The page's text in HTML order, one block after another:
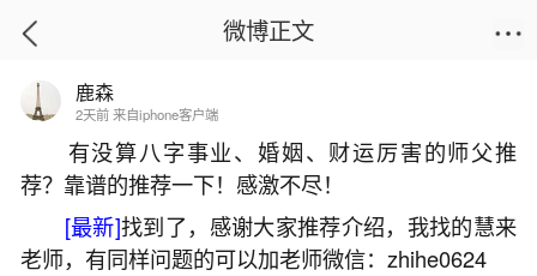
首页
超度婴灵要供奉牌位吗？
2026-06-02 14:49:45 30 4 赞
微博正文
鹿森
2天前 来自iphone客户端
有没算八字事业、婚姻、财运厉害的师父推
荐？靠谱的推荐一下！感激不尽！
[最新]找到了，感谢大家推荐介绍，我找的慧来
老师，有同样问题的可以加老师微信：zhihe0624